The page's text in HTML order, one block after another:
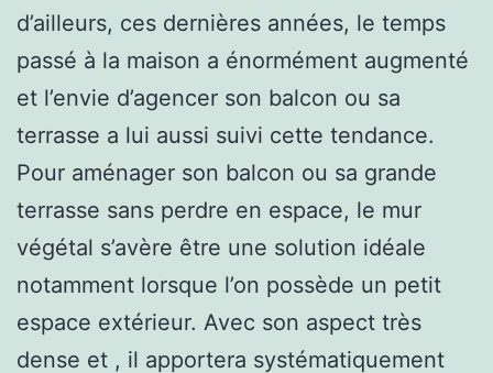
d’ailleurs, ces dernières années, le temps
passé à la maison a énormément augmenté
et l’envie d’agencer son balcon ou sa
terrasse a lui aussi suivi cette tendance.
Pour aménager son balcon ou sa grande
terrasse sans perdre en espace, le mur
végétal s’avère être une solution idéale
notamment lorsque l’on possède un petit
espace extérieur. Avec son aspect très
dense et , il apportera systématiquement